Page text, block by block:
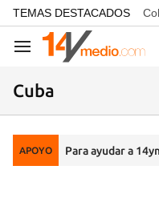
common.go-to-content
TEMAS DESTACADOS
Navegación
Cuba
APOYO Para ayudar a